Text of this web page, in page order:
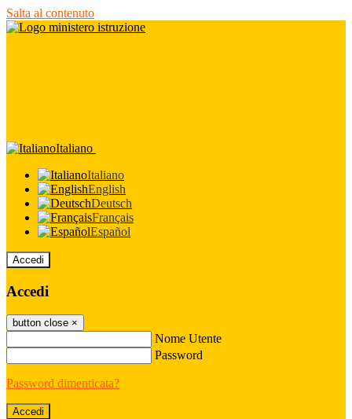
Salta al contenuto
Italiano
Italiano
English
Deutsch
Français
Español
Accedi
Accedi
button close ×
Nome Utente
Password
Password dimenticata?